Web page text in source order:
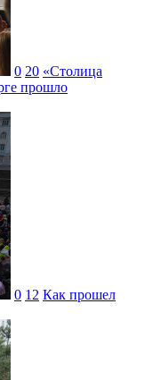
0 20 «Столица
прошло
0 12 Как прошел